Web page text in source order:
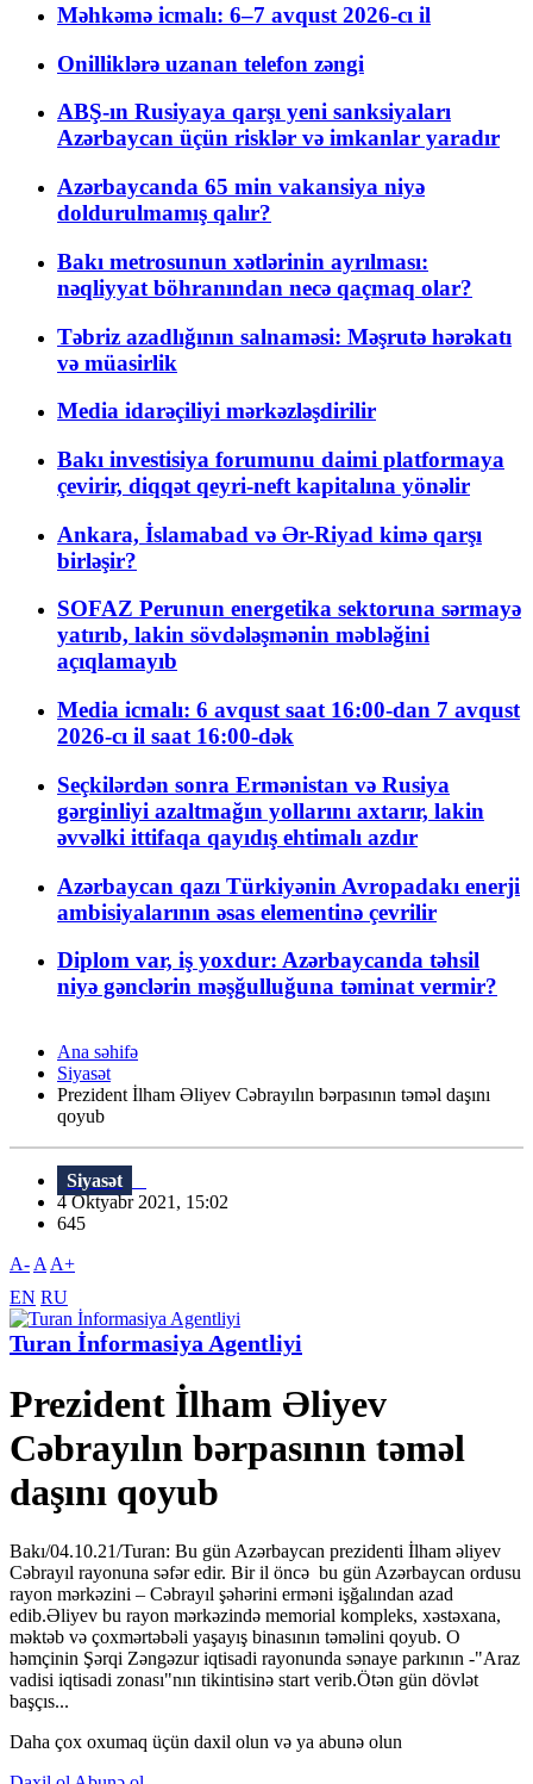
Məhkəmə icmalı: 6–7 avqust 2026-cı il
Onilliklərə uzanan telefon zəngi
ABŞ-ın Rusiyaya qarşı yeni sanksiyaları
Azərbaycan üçün risklər və imkanlar yaradır
Azərbaycanda 65 min vakansiya niyə
doldurulmamış qalır?
Bakı metrosunun xətlərinin ayrılması:
nəqliyyat böhranından necə qaçmaq olar?
Təbriz azadlığının salnaməsi: Məşrutə hərəkatı
və müasirlik
Media idarəçiliyi mərkəzləşdirilir
Bakı investisiya forumunu daimi platformaya
çevirir, diqqət qeyri-neft kapitalına yönəlir
Ankara, İslamabad və Ər-Riyad kimə qarşı
birləşir?
SOFAZ Perunun energetika sektoruna sərmayə
yatırıb, lakin sövdələşmənin məbləğini
açıqlamayıb
Media icmalı: 6 avqust saat 16:00-dan 7 avqust
2026-cı il saat 16:00-dək
Seçkilərdən sonra Ermənistan və Rusiya
gərginliyi azaltmağın yollarını axtarır, lakin
əvvəlki ittifaqa qayıdış ehtimalı azdır
Azərbaycan qazı Türkiyənin Avropadakı enerji
ambisiyalarının əsas elementinə çevrilir
Diplom var, iş yoxdur: Azərbaycanda təhsil
niyə gənclərin məşğulluğuna təminat vermir?
Ana səhifə
Siyasət
Prezident İlham Əliyev Cəbrayılın bərpasının təməl daşını
qoyub
Siyasət
4 Oktyabr 2021, 15:02
645
A- A A+
EN RU
Turan İnformasiya Agentliyi
Prezident İlham Əliyev
Cəbrayılın bərpasının təməl
daşını qoyub
Bakı/04.10.21/Turan: Bu gün Azərbaycan prezidenti İlham əliyev
Cəbrayıl rayonuna səfər edir. Bir il öncə bu gün Azərbaycan ordusu
rayon mərkəzini – Cəbrayıl şəhərini erməni işğalından azad
edib.Əliyev bu rayon mərkəzində memorial kompleks, xəstəxana,
məktəb və çoxmərtəbəli yaşayış binasının təməlini qoyub. O
həmçinin Şərqi Zəngəzur iqtisadi rayonunda sənaye parkının -"Araz
vadisi iqtisadi zonası"nın tikintisinə start verib.Ötən gün dövlət
başçıs...
Daha çox oxumaq üçün daxil olun və ya abunə olun